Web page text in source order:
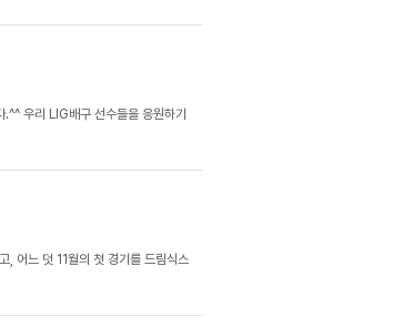
우리 LIG배구 선수들을 응원하기
어느 덧 11월의 첫 경기를 드림식스